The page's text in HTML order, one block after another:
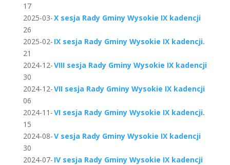
17
2025-03-
26
X sesja Rady Gminy Wysokie IX kadencji
2025-02-
21
IX sesja Rady Gminy Wysokie IX kadencji.
2024-12-
30
VIII sesja Rady Gminy Wysokie IX kadencji
2024-12-
06
VII sesja Rady Gminy Wysokie IX kadencji
2024-11-
15
VI sesja Rady Gminy Wysokie IX kadencji.
2024-08-
30
V sesja Rady Gminy Wysokie IX kadencji
2024-07- IV sesja Rady Gminy Wysokie IX kadencji